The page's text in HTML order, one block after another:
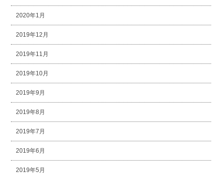
2020年1月
2019年12月
2019年11月
2019年10月
2019年9月
2019年8月
2019年7月
2019年6月
2019年5月